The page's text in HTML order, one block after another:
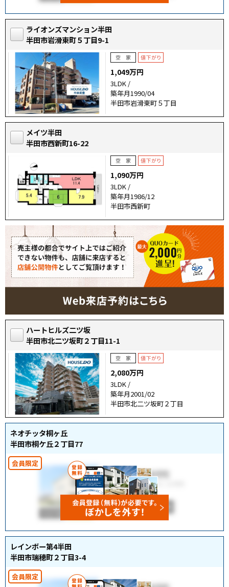
ライオンズマンション半田
半田市岩滑東町５丁目9-1
1,049万円
3LDK /
築年月1990/04
半田市岩滑東町５丁目
メイツ半田
半田市西新町16-22
1,090万円
3LDK /
築年月1986/12
半田市西新町
ハートヒルズ二ツ坂
半田市北二ツ坂町２丁目11-1
2,080万円
3LDK /
築年月2001/02
半田市北二ツ坂町２丁目
ネオチッタ桐ヶ丘
半田市桐ケ丘２丁目77
レインボー第4半田
半田市瑞穂町２丁目3-4